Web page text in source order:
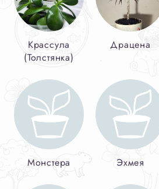
Крассула
(Толстянка)
Драцена
Монстера Эхмея